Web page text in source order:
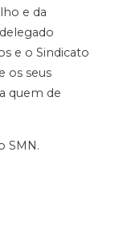
e da
e o Sindicato
os seus
quem de
SMN.